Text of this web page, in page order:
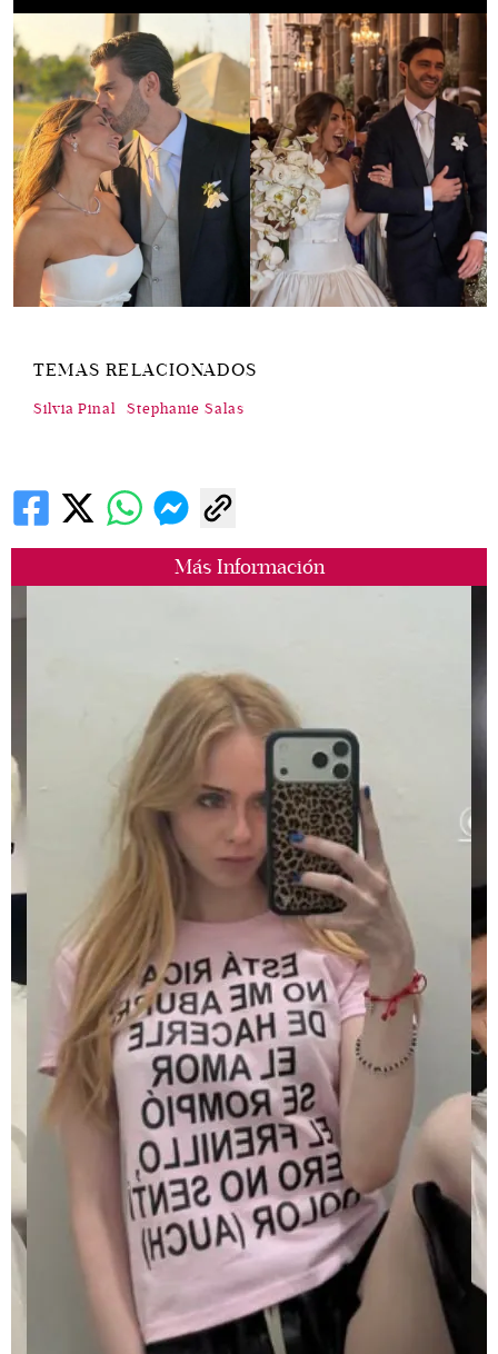
Más Información
TEMAS RELACIONADOS
Silvia Pinal Stephanie Salas